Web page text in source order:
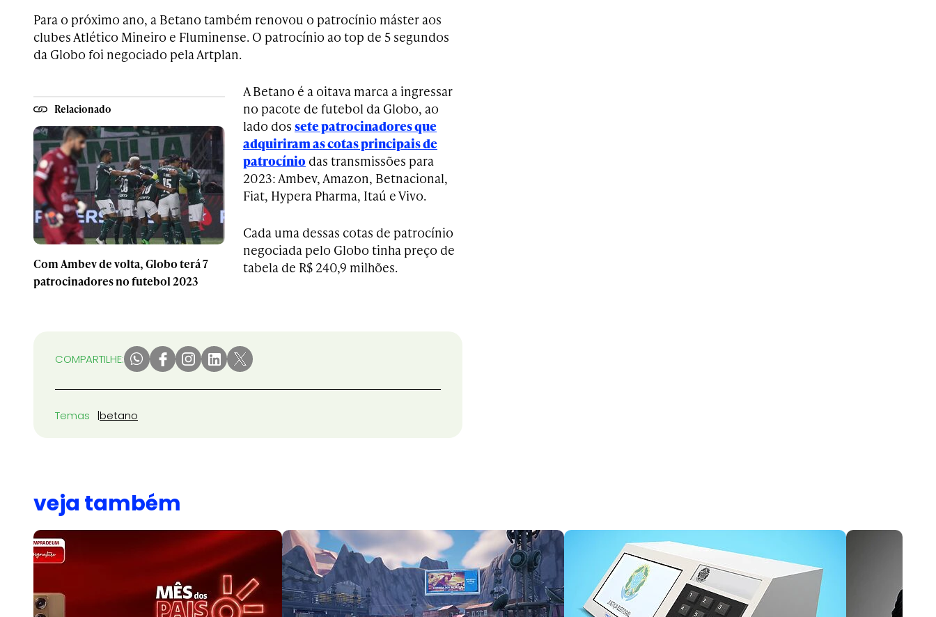
Para o próximo ano, a Betano também renovou o patrocínio máster aos
clubes Atlético Mineiro e Fluminense. O patrocínio ao top de 5 segundos
da Globo foi negociado pela Artplan.
Relacionado
Com Ambev de volta, Globo terá 7
patrocinadores no futebol 2023
A Betano é a oitava marca a ingressar
no pacote de futebol da Globo, ao
lado dos sete patrocinadores que
adquiriram as cotas principais de
patrocínio das transmissões para
2023: Ambev, Amazon, Betnacional,
Fiat, Hypera Pharma, Itaú e Vivo.
Cada uma dessas cotas de patrocínio
negociada pelo Globo tinha preço de
tabela de R$ 240,9 milhões.
COMPARTILHE:
Temas betano
veja também